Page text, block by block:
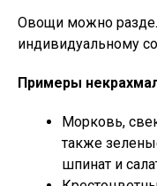
Овощи можно
индивидуальному
Примеры
Морковь,
также
шпинат и